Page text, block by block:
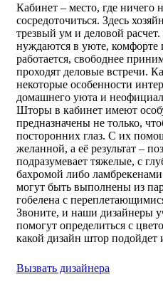
Кабинет – место, где ничего
сосредоточиться. Здесь
трезвый ум и деловой
нуждаются в уюте, комфорте
работается, свободнее
проходят деловые встречи.
некоторые особенности
домашнего уюта и
Шторы в кабинет имеют
предназначены не только,
посторонних глаз. С их
желанной, а её результат –
подразумевает тяжелые, с
бахромой либо
могут быть выполнены из
гобелена с
Звоните, и наши дизайнеры
помогут определиться с
какой дизайн штор
Вызвать дизайнера